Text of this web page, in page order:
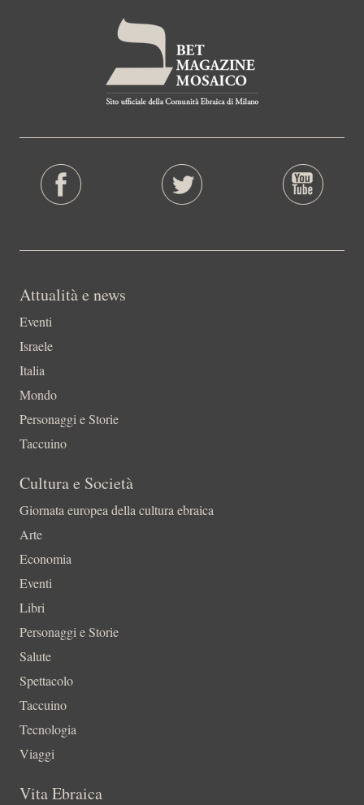
Attualità e news
Eventi
Israele
Italia
Mondo
Personaggi e Storie
Taccuino
Cultura e Società
Giornata europea della cultura ebraica
Arte
Economia
Eventi
Libri
Personaggi e Storie
Salute
Spettacolo
Taccuino
Tecnologia
Viaggi
Vita Ebraica